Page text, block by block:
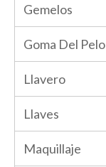
Gemelos
Goma Del Pelo
Llavero
Llaves
Maquillaje